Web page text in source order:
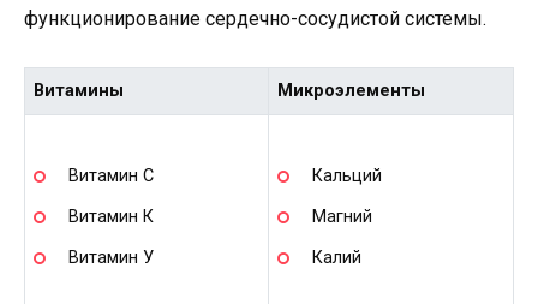
функционирование сердечно-сосудистой системы.
Витамины Микроэлементы
Витамин С
Витамин К
Витамин У
Кальций
Магний
Калий